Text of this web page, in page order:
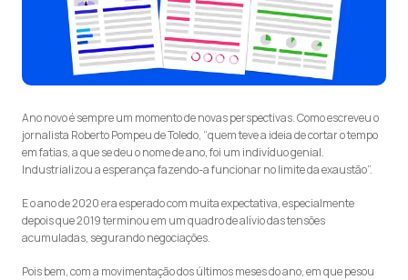
Ano novo é sempre um momento de novas perspectivas. Como escreveu o
jornalista Roberto Pompeu de Toledo, “quem teve a ideia de cortar o tempo
em fatias, a que se deu o nome de ano, foi um indivíduo genial.
Industrializou a esperança fazendo-a funcionar no limite da exaustão”.
E o ano de 2020 era esperado com muita expectativa, especialmente
depois que 2019 terminou em um quadro de alívio das tensões
acumuladas, segurando negociações.
Pois bem, com a movimentação dos últimos meses do ano, em que pesou